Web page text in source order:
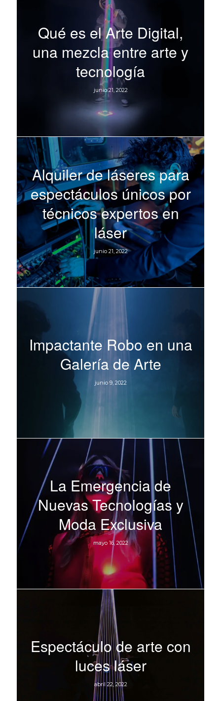
Qué es el Arte Digital,
una mezcla entre arte y
tecnología
junio 21, 2022
Alquiler de láseres para
espectáculos únicos por
técnicos expertos en
láser
junio 21, 2022
Impactante Robo en una
Galería de Arte
junio 9, 2022
La Emergencia de
Nuevas Tecnologías y
Moda Exclusiva
mayo 16, 2022
Espectáculo de arte con
luces láser
abril 22, 2022